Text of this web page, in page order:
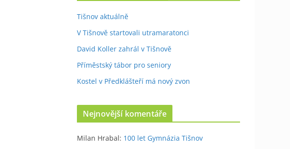
Tišnov aktuálně
V Tišnově startovali utramaratonci
David Koller zahrál v Tišnově
Příměstský tábor pro seniory
Kostel v Předklášteří má nový zvon
Nejnovější komentáře
Milan Hrabal: 100 let Gymnázia Tišnov